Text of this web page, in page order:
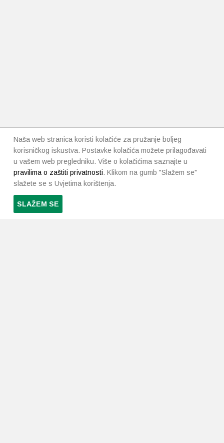
Naša web stranica koristi kolačiće za pružanje boljeg
korisničkog iskustva. Postavke kolačića možete prilagođavati
u vašem web pregledniku. Više o kolačićima saznajte u
pravilima o zaštiti privatnosti. Klikom na gumb "Slažem se"
slažete se s Uvjetima korištenja.
SLAŽEM SE